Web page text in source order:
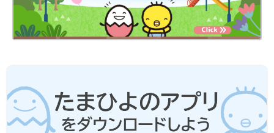
長男・朝陽くんが2歳になったころ、夫が3度目の脳腫瘍に
が怒涛の展開で、連絡の1週間後に該当する赤ちゃんがいると連
絡があり、バタバタと赤ちゃんグッズをそろえて、連絡から4日
後には生後2週間の長男を迎えることになりました。